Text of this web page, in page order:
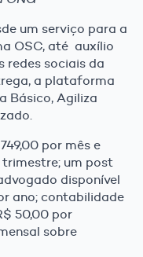
um serviço para a
OSC, até auxílio
redes sociais da
a plataforma
Básico, Agiliza
por mês e
um post
disponível
ano; contabilidade
50,00 por
sobre